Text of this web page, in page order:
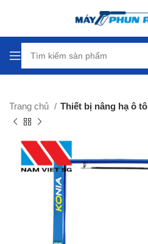
Trang chủ Thiết bị nâng hạ ô tô